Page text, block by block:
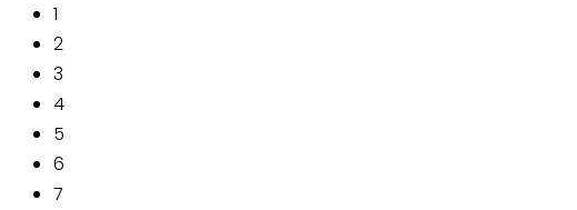
1
2
3
4
5
6
7